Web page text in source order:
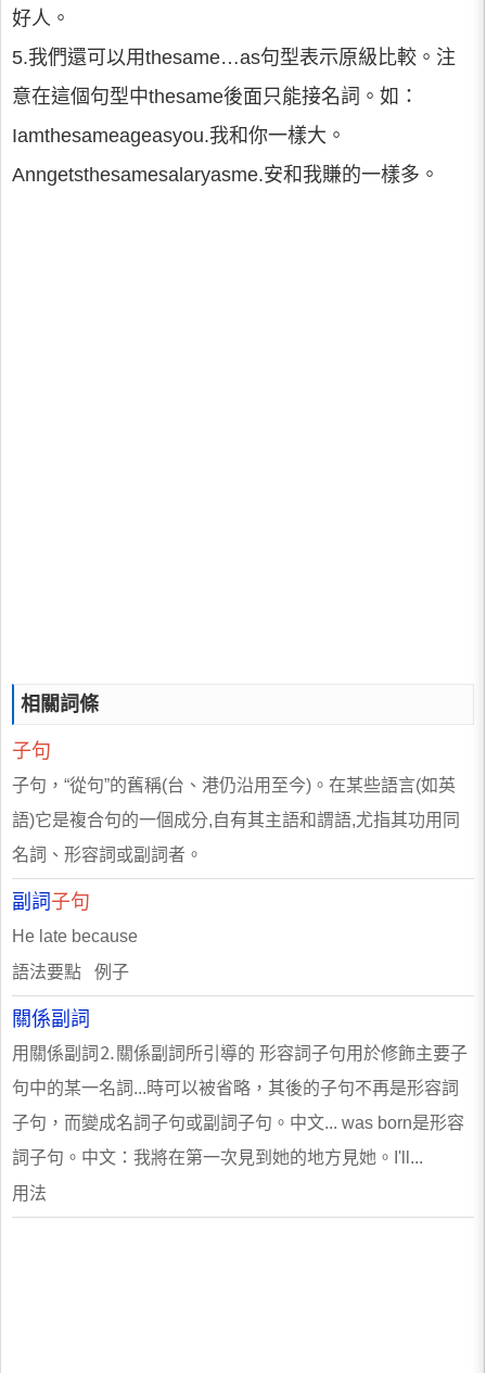
好人。
5.我們還可以用thesame…as句型表示原級比較。注
意在這個句型中thesame後面只能接名詞。如：
Iamthesameageasyou.我和你一樣大。
Anngetsthesamesalaryasme.安和我賺的一樣多。
相關詞條
子句
子句，“從句”的舊稱(台、港仍沿用至今)。在某些語言(如英
語)它是複合句的一個成分,自有其主語和謂語,尤指其功用同
名詞、形容詞或副詞者。
副詞 子句
He late because
語法要點 例子
關係副詞
用關係副詞⒉關係副詞所引導的 形容詞子句用於修飾主要子
句中的某一名詞...時可以被省略，其後的子句不再是形容詞
子句，而變成名詞子句或副詞子句。中文... was born是形容
詞子句。中文：我將在第一次見到她的地方見她。I'll...
用法